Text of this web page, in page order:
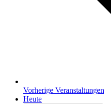
Vorherige Veranstaltungen
Heute